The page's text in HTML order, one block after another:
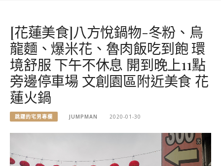
[花蓮美食]八方悅鍋物-冬粉、烏
龍麵、爆米花、魯肉飯吃到飽 環
境舒服 下午不休息 開到晚上11點
旁邊停車場 文創園區附近美食 花
蓮火鍋
跳躍的宅男專欄 JUMPMAN 2020-01-30